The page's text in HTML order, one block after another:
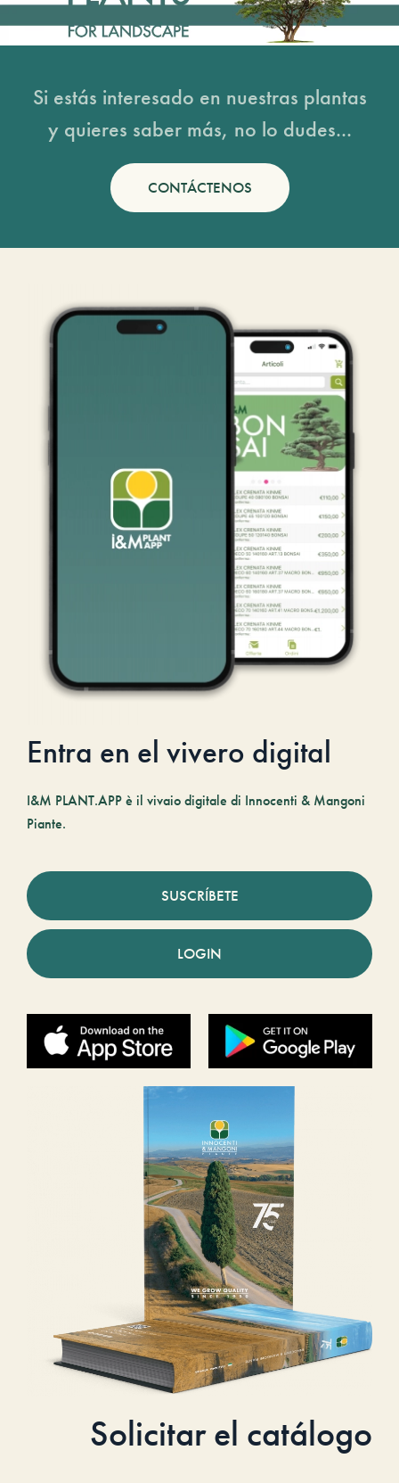
Si estás interesado en nuestras plantas
y quieres saber más, no lo dudes...
CONTÁCTENOS
Entra en el vivero digital
I&M PLANT.APP è il vivaio digitale di Innocenti & Mangoni
Piante.
SUSCRÍBETE
LOGIN
Solicitar el catálogo